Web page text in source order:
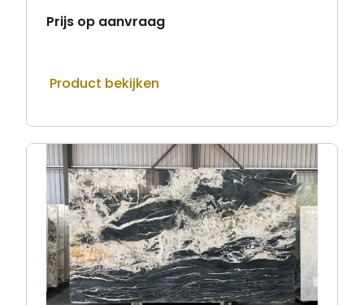
Prijs op aanvraag
Product bekijken